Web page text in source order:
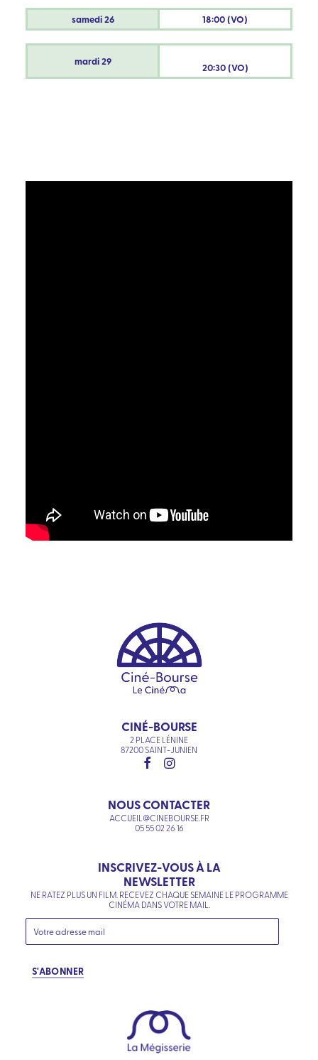
samedi26 18:00 (VO)
mardi29 20:30 (VO)
CINÉ-BOURSE
2 PLACE LÉNINE
87200 SAINT-JUNIEN
NOUS CONTACTER
ACCUEIL@CINEBOURSE.FR
05 55 02 26 16
INSCRIVEZ-VOUS À LA
NEWSLETTER
NE RATEZ PLUS UN FILM. RECEVEZ CHAQUE SEMAINE LE PROGRAMME
CINÉMA DANS VOTRE MAIL.
S'ABONNER